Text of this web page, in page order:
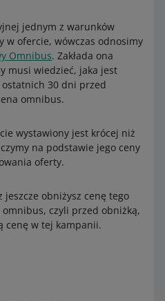
jednym z warunków
w ofercie, wówczas odnosimy
Omnibus. Zakłada ona
musi wiedzieć, jaka jest
30 dni przed
omnibus.
wystawiony jest krócej niż
na podstawie jego ceny
oferty.
obniżysz cenę tego
czyli przed obniżką,
cenę w tej kampanii.